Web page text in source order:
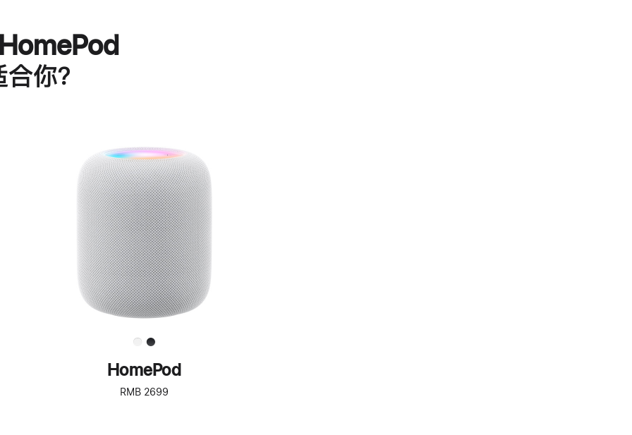
你？
进
一
步
了
解
HomePod<
HomePod
RMB 2699